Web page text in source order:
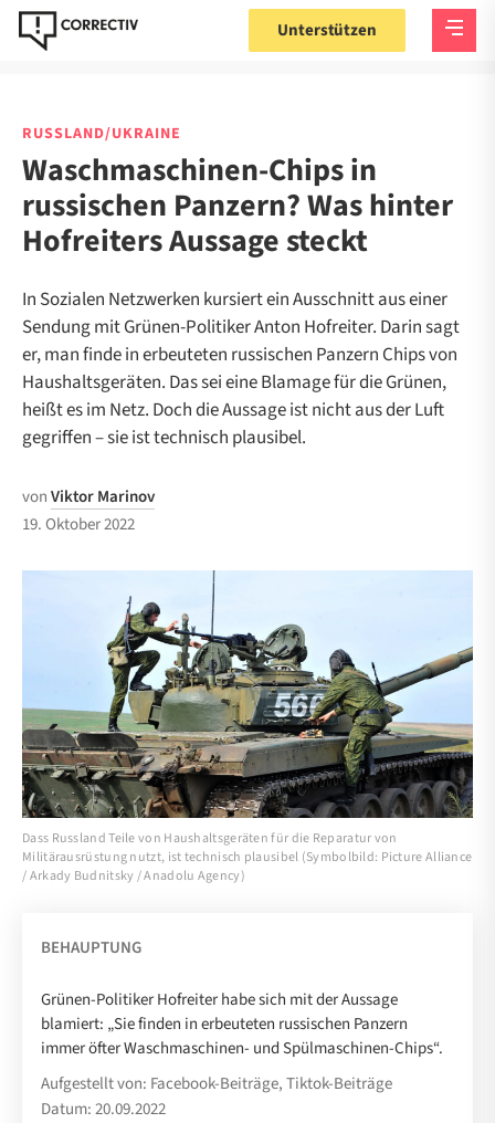
Unterstützen
RUSSLAND/UKRAINE
Waschmaschinen-Chips in
russischen Panzern? Was hinter
Hofreiters Aussage steckt
In Sozialen Netzwerken kursiert ein Ausschnitt aus einer
Sendung mit Grünen-Politiker Anton Hofreiter. Darin sagt
er, man finde in erbeuteten russischen Panzern Chips von
Haushaltsgeräten. Das sei eine Blamage für die Grünen,
heißt es im Netz. Doch die Aussage ist nicht aus der Luft
gegriffen – sie ist technisch plausibel.
vonViktor Marinov
19. Oktober 2022
Dass Russland Teile von Haushaltsgeräten für die Reparatur von
Militärausrüstung nutzt, ist technisch plausibel (Symbolbild: Picture Alliance
/ Arkady Budnitsky / Anadolu Agency)
BEHAUPTUNG
Grünen-Politiker Hofreiter habe sich mit der Aussage
blamiert: „Sie finden in erbeuteten russischen Panzern
immer öfter Waschmaschinen- und Spülmaschinen-Chips“.
Aufgestellt von: Facebook-Beiträge, Tiktok-Beiträge
Datum: 20.09.2022